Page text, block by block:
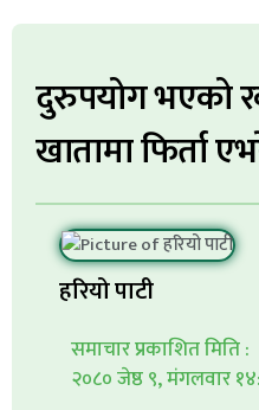
दुरुपयोग भएको
खातामा फिर्ता
हरियो पाटी
समाचार प्रकाशित मिति :
२०८० जेष्ठ ९, मंगलवार